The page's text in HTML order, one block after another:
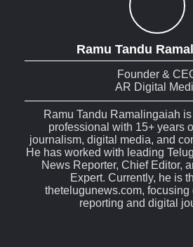
Ramu Tandu
Founder &
AR Digital
Ramu Tandu Ramalingaiah
professional with 15+ years
journalism, digital media, and
He has worked with leading
News Reporter, Chief Editor,
Expert. Currently, he is
thetelugunews.com,
reporting and digital